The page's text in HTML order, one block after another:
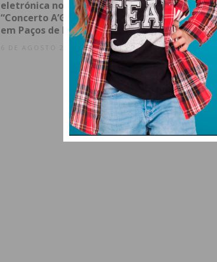
eletrónica no
“Concerto A’Gosto”
em Paços de Ferreira
6 DE AGOSTO 2026
forças de segurança
para a Estação de
Caíde
6 DE AGOSTO 2026